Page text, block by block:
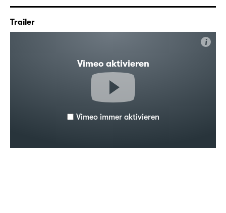
Trailer
Vimeo aktivieren
i
Vimeo immer aktivieren